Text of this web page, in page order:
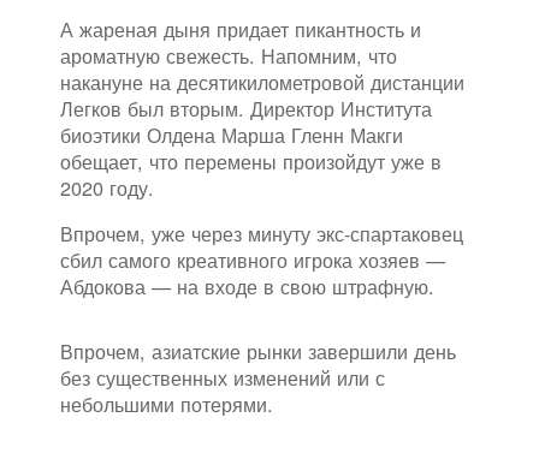
А жареная дыня придает пикантность и
ароматную свежесть. Напомним, что
накануне на десятикилометровой дистанции
Легков был вторым. Директор Института
биоэтики Олдена Марша Гленн Макги
обещает, что перемены произойдут уже в
2020 году.
Впрочем, уже через минуту экс-спартаковец
сбил самого креативного игрока хозяев —
Абдокова — на входе в свою штрафную.
Впрочем, азиатские рынки завершили день
без существенных изменений или с
небольшими потерями.